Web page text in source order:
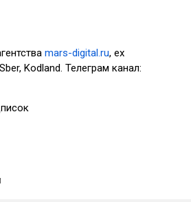
mars-digital.ru, ex
Kodland. Телеграм канал: